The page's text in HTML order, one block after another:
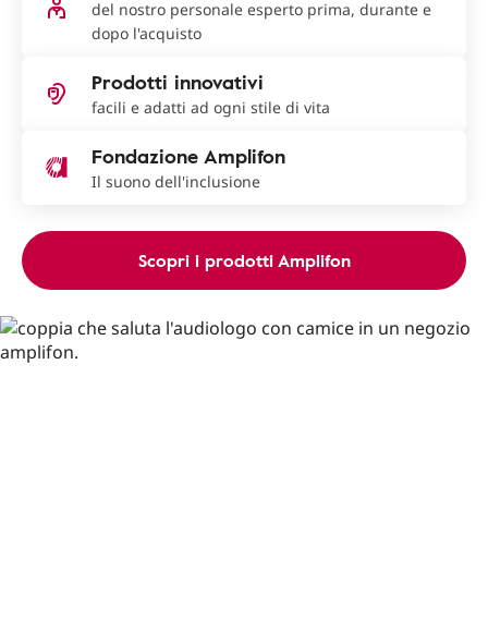
del nostro personale esperto prima, durante e
dopo l'acquisto
Prodotti innovativi
facili e adatti ad ogni stile di vita
Fondazione Amplifon
Il suono dell'inclusione
Scopri i prodotti Amplifon